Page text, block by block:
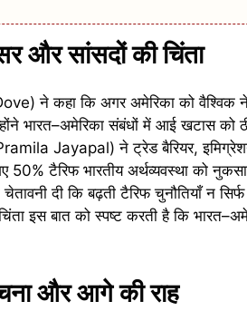
और सांसदों की चिंता
ने कहा कि अगर अमेरिका को वैश्विक
भारत–अमेरिका संबंधों में आई खटास
Jayapal) ने ट्रेड बैरियर,
50% टैरिफ भारतीय अर्थव्यवस्था को
दी कि बढ़ती टैरिफ चुनौतियाँ न
इस बात को स्पष्ट करती है कि
और आगे की राह